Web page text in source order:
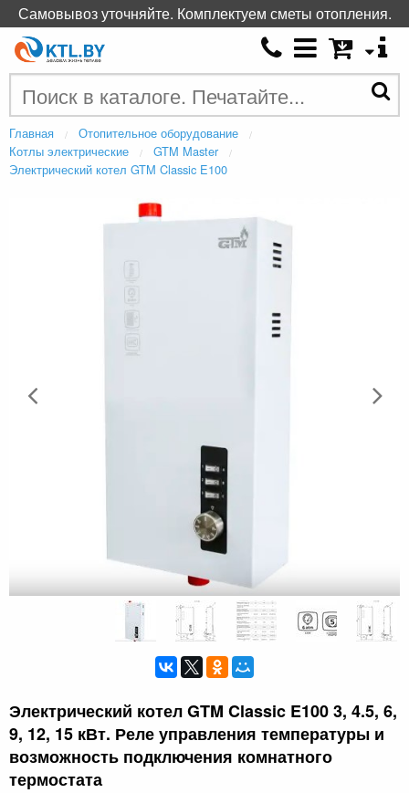
Главная
Отопительное оборудование
Котлы электрические
GTM Master
Электрический котел GTM Classic E100
Электрический котел GTM Classic E100 3, 4.5, 6,
9, 12, 15 кВт. Реле управления температуры и
возможность подключения комнатного
термостата
Самовывоз уточняйте. Комплектуем сметы отопления.